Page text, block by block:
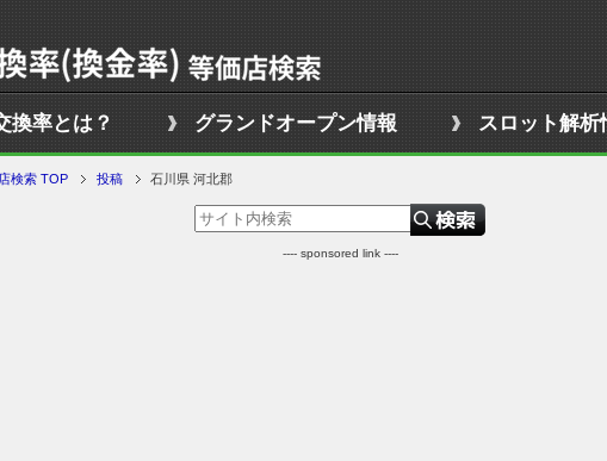
換率とは？ グランドオープン情報 スロット解析
検索 TOP 投稿 石川県 河北郡
---- sponsored link ----